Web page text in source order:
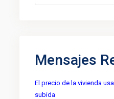
Mensajes
El precio de la vivienda
subida